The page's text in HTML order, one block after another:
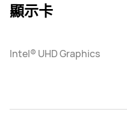
顯示卡
Intel® UHD Graphics